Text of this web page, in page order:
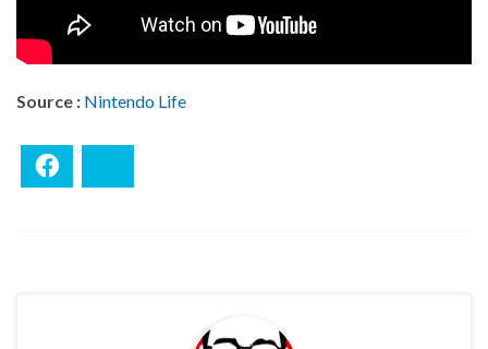
Source : Nintendo Life